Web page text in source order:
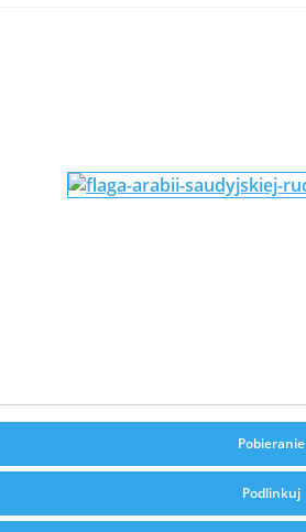
Pobieranie
Podlinkuj